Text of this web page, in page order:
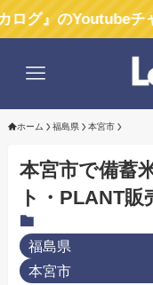
チャンネルが
ホーム 福島県 本宮市
本宮市で備蓄
ト・PLANT
福島県
本宮市